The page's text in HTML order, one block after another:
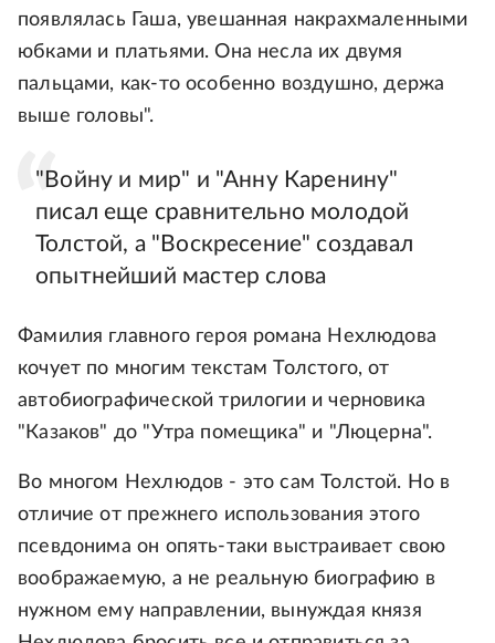
появлялась Гаша, увешанная накрахмаленными
юбками и платьями. Она несла их двумя
пальцами, как-то особенно воздушно, держа
выше головы".
"Войну и мир" и "Анну Каренину"
писал еще сравнительно молодой
Толстой, а "Воскресение" создавал
опытнейший мастер слова
Фамилия главного героя романа Нехлюдова
кочует по многим текстам Толстого, от
автобиографической трилогии и черновика
"Казаков" до "Утра помещика" и "Люцерна".
Во многом Нехлюдов - это сам Толстой. Но в
отличие от прежнего использования этого
псевдонима он опять-таки выстраивает свою
воображаемую, а не реальную биографию в
нужном ему направлении, вынуждая князя